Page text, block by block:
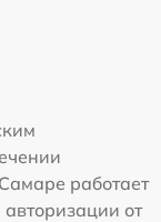
работает
от